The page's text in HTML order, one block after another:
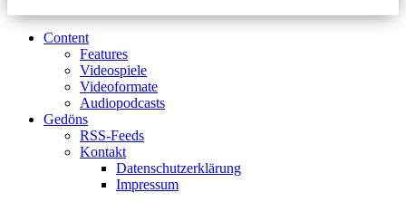
Content
Features
Videospiele
Videoformate
Audiopodcasts
Gedöns
RSS-Feeds
Kontakt
Datenschutzerklärung
Impressum